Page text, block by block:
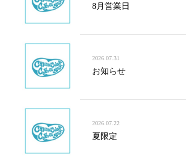
8月営業日
2026.07.31
お知らせ
2026.07.22
夏限定